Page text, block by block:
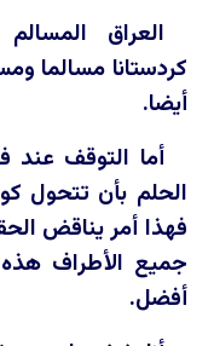
العراق
كردستانا مسالما
أيضا.
أما التوقف عند
الحلم بأن تتحول
فهذا أمر يناقض
جميع الأطراف
أفضل.